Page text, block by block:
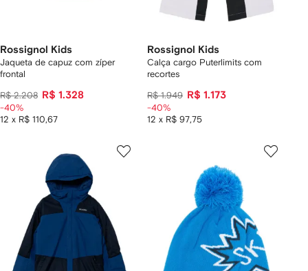
Rossignol Kids
Jaqueta de capuz com zíper
frontal
R$ 2.208 R$ 1.328
12 x R$ 110,67
-40%
Rossignol Kids
Calça cargo Puterlimits com
recortes
R$ 1.949 R$ 1.173
12 x R$ 97,75
-40%